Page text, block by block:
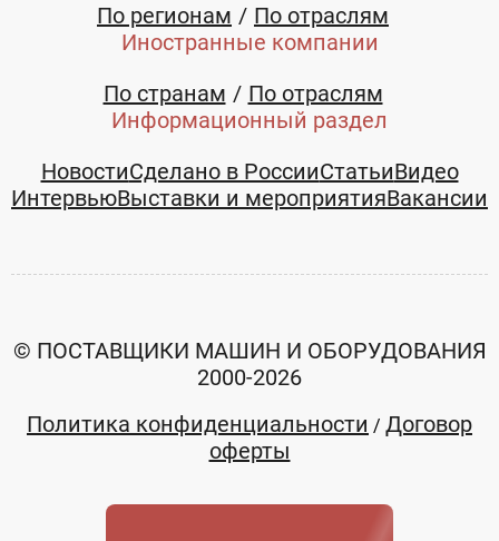
По регионам
По отраслям
Иностранные компании
По странам
По отраслям
Информационный раздел
НовостиСделано в РоссииСтатьиВидео
ИнтервьюВыставки и мероприятияВакансии
© ПОСТАВЩИКИ МАШИН И ОБОРУДОВАНИЯ
2000-2026
Политика конфиденциальности / Договор
оферты